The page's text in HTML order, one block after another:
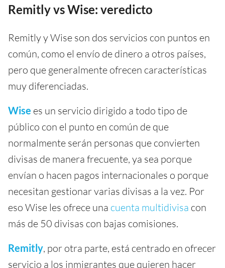
Remitly vs Wise: veredicto
Remitly y Wise son dos servicios con puntos en
común, como el envío de dinero a otros países,
pero que generalmente ofrecen características
muy diferenciadas.
Wise es un servicio dirigido a todo tipo de
público con el punto en común de que
normalmente serán personas que convierten
divisas de manera frecuente, ya sea porque
envían o hacen pagos internacionales o porque
necesitan gestionar varias divisas a la vez. Por
eso Wise les ofrece una cuenta multidivisa con
más de 50 divisas con bajas comisiones.
Remitly, por otra parte, está centrado en ofrecer
servicio a los inmigrantes que quieren hacer